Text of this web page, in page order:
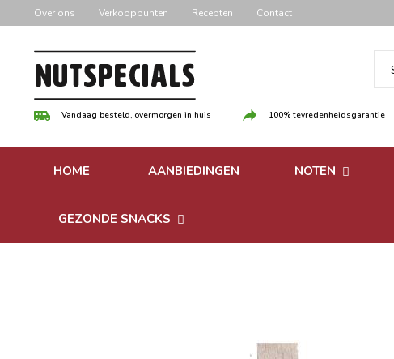
naar
inhoud
Over ons Verkooppunten Recepten Contact
Vandaag besteld, overmorgen in huis 100% tevredenheidsgarantie
HOME AANBIEDINGEN NOTEN
Ongebrande noten
GEZONDE SNACKS